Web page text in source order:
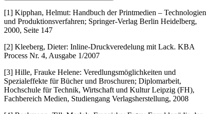
[1] Kipphan, Helmut: Handbuch der Printmedien – Technologien
und Produktionsverfahren; Springer-Verlag Berlin Heidelberg,
2000, Seite 147
[2] Kleeberg, Dieter: Inline-Druckveredelung mit Lack. KBA
Process Nr. 4, Ausgabe 1/2007
[3] Hille, Frauke Helene: Veredlungsmöglichkeiten und
Spezialeffekte für Bücher und Broschuren; Diplomarbeit,
Hochschule für Technik, Wirtschaft und Kultur Leipzig (FH),
Fachbereich Medien, Studiengang Verlagsherstellung, 2008